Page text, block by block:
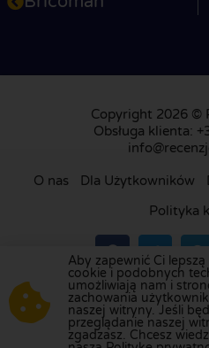
Copyright 2026 ©
Obsługa klienta:
O nas Dla Użytkowników
Polityka
Odwiedź naszą platformę
Wielkiej Brytanii,Francji,
Hiszpanii,Włoszech,
Aby zapewnić Ci
cookie i podobnych
umożliwiają nam i
zachowania
naszej witryny. Jeśli
przeglądanie naszej
zgadzasz. Chcesz